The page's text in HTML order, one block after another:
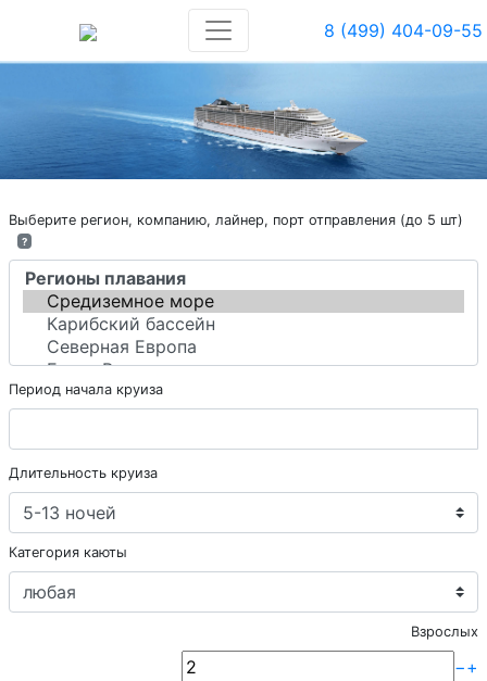
8 (499) 404-09-55
Выберите регион, компанию, лайнер, порт отправления (до 5 шт)
?
Период начала круиза
Длительность круиза
Категория каюты
Взрослых
−+